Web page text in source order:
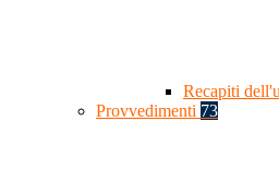
Recapiti
Provvedimenti 73